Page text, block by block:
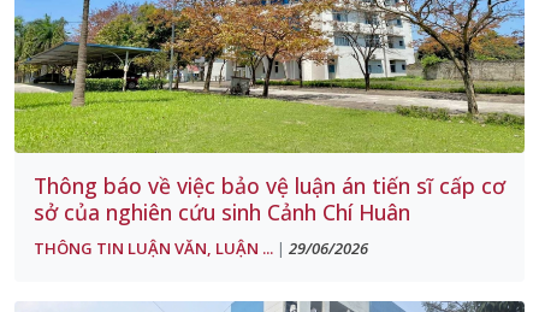
Thông báo về việc bảo vệ luận án tiến sĩ cấp cơ
sở của nghiên cứu sinh Cảnh Chí Huân
THÔNG TIN LUẬN VĂN, LUẬN ... | 29/06/2026